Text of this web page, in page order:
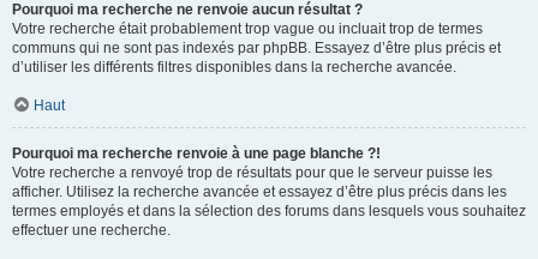
Pourquoi ma recherche ne renvoie aucun résultat ?
Votre recherche était probablement trop vague ou incluait trop de termes
communs qui ne sont pas indexés par phpBB. Essayez d’être plus précis et
d’utiliser les différents filtres disponibles dans la recherche avancée.
Haut
Pourquoi ma recherche renvoie à une page blanche ?!
Votre recherche a renvoyé trop de résultats pour que le serveur puisse les
afficher. Utilisez la recherche avancée et essayez d’être plus précis dans les
termes employés et dans la sélection des forums dans lesquels vous souhaitez
effectuer une recherche.